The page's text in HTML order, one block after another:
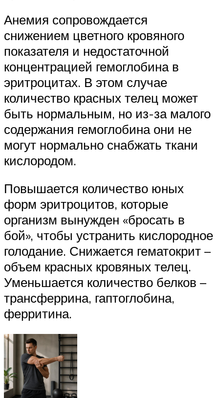
Анемия сопровождается
снижением цветного кровяного
показателя и недостаточной
концентрацией гемоглобина в
эритроцитах. В этом случае
количество красных телец может
быть нормальным, но из-за малого
содержания гемоглобина они не
могут нормально снабжать ткани
кислородом.
Повышается количество юных
форм эритроцитов, которые
организм вынужден «бросать в
бой», чтобы устранить кислородное
голодание. Снижается гематокрит –
объем красных кровяных телец.
Уменьшается количество белков –
трансферрина, гаптоглобина,
ферритина.